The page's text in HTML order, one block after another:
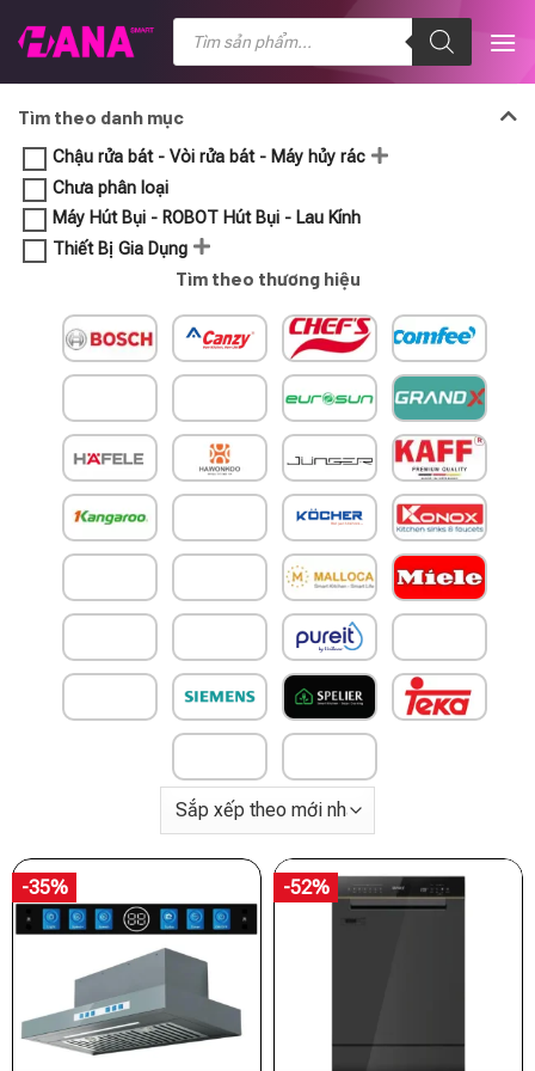
đến
Tìm
kiếm
phẩm
Tìm theo danh mục
Chậu rửa bát - Vòi rửa bát - Máy hủy rác
Chưa phân loại
Máy Hút Bụi - ROBOT Hút Bụi - Lau Kính
Thiết Bị Gia Dụng
Tìm theo thương hiệu
-35% -52%